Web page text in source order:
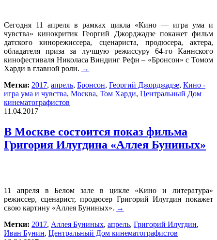
Сегодня 11 апреля в рамках цикла «Кино — игра ума и
чувства» кинокритик Георгий Джорджадзе покажет фильм
датского кинорежиссера, сценариста, продюсера, актера,
обладателя приза за лучшую режиссуру 64-го Каннского
кинофестиваля Николаса Виндинг Рефн – «Бронсон» с Томом
Харди в главной роли. →
Метки: 2017, апрель, Бронсон, Георгий Джорджадзе, Кино -
игра ума и чувства, Москва, Том Харди, Центральный Дом
кинематографистов
11.04.2017
В Москве состоится показ фильма
Григория Илугдина «Аллея Буниных»
11 апреля в Белом зале в цикле «Кино и литература»
режиссер, сценарист, продюсер Григорий Илугдин покажет
свою картину «Аллея Буниных». →
Метки: 2017, Аллея Буниных, апрель, Григорий Илугдин,
Иван Бунин, Центральный Дом кинематографистов